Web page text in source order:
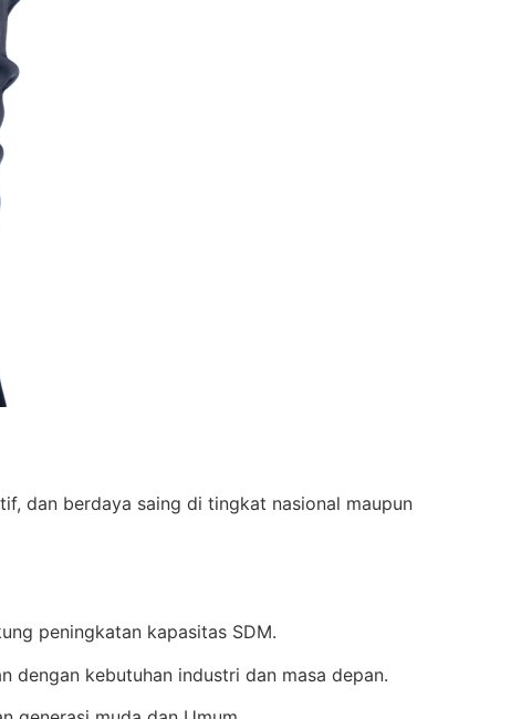
dan berdaya saing di tingkat nasional maupun
peningkatan kapasitas SDM.
dengan kebutuhan industri dan masa depan.